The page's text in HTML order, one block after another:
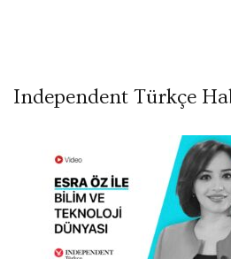
Independent Türkçe